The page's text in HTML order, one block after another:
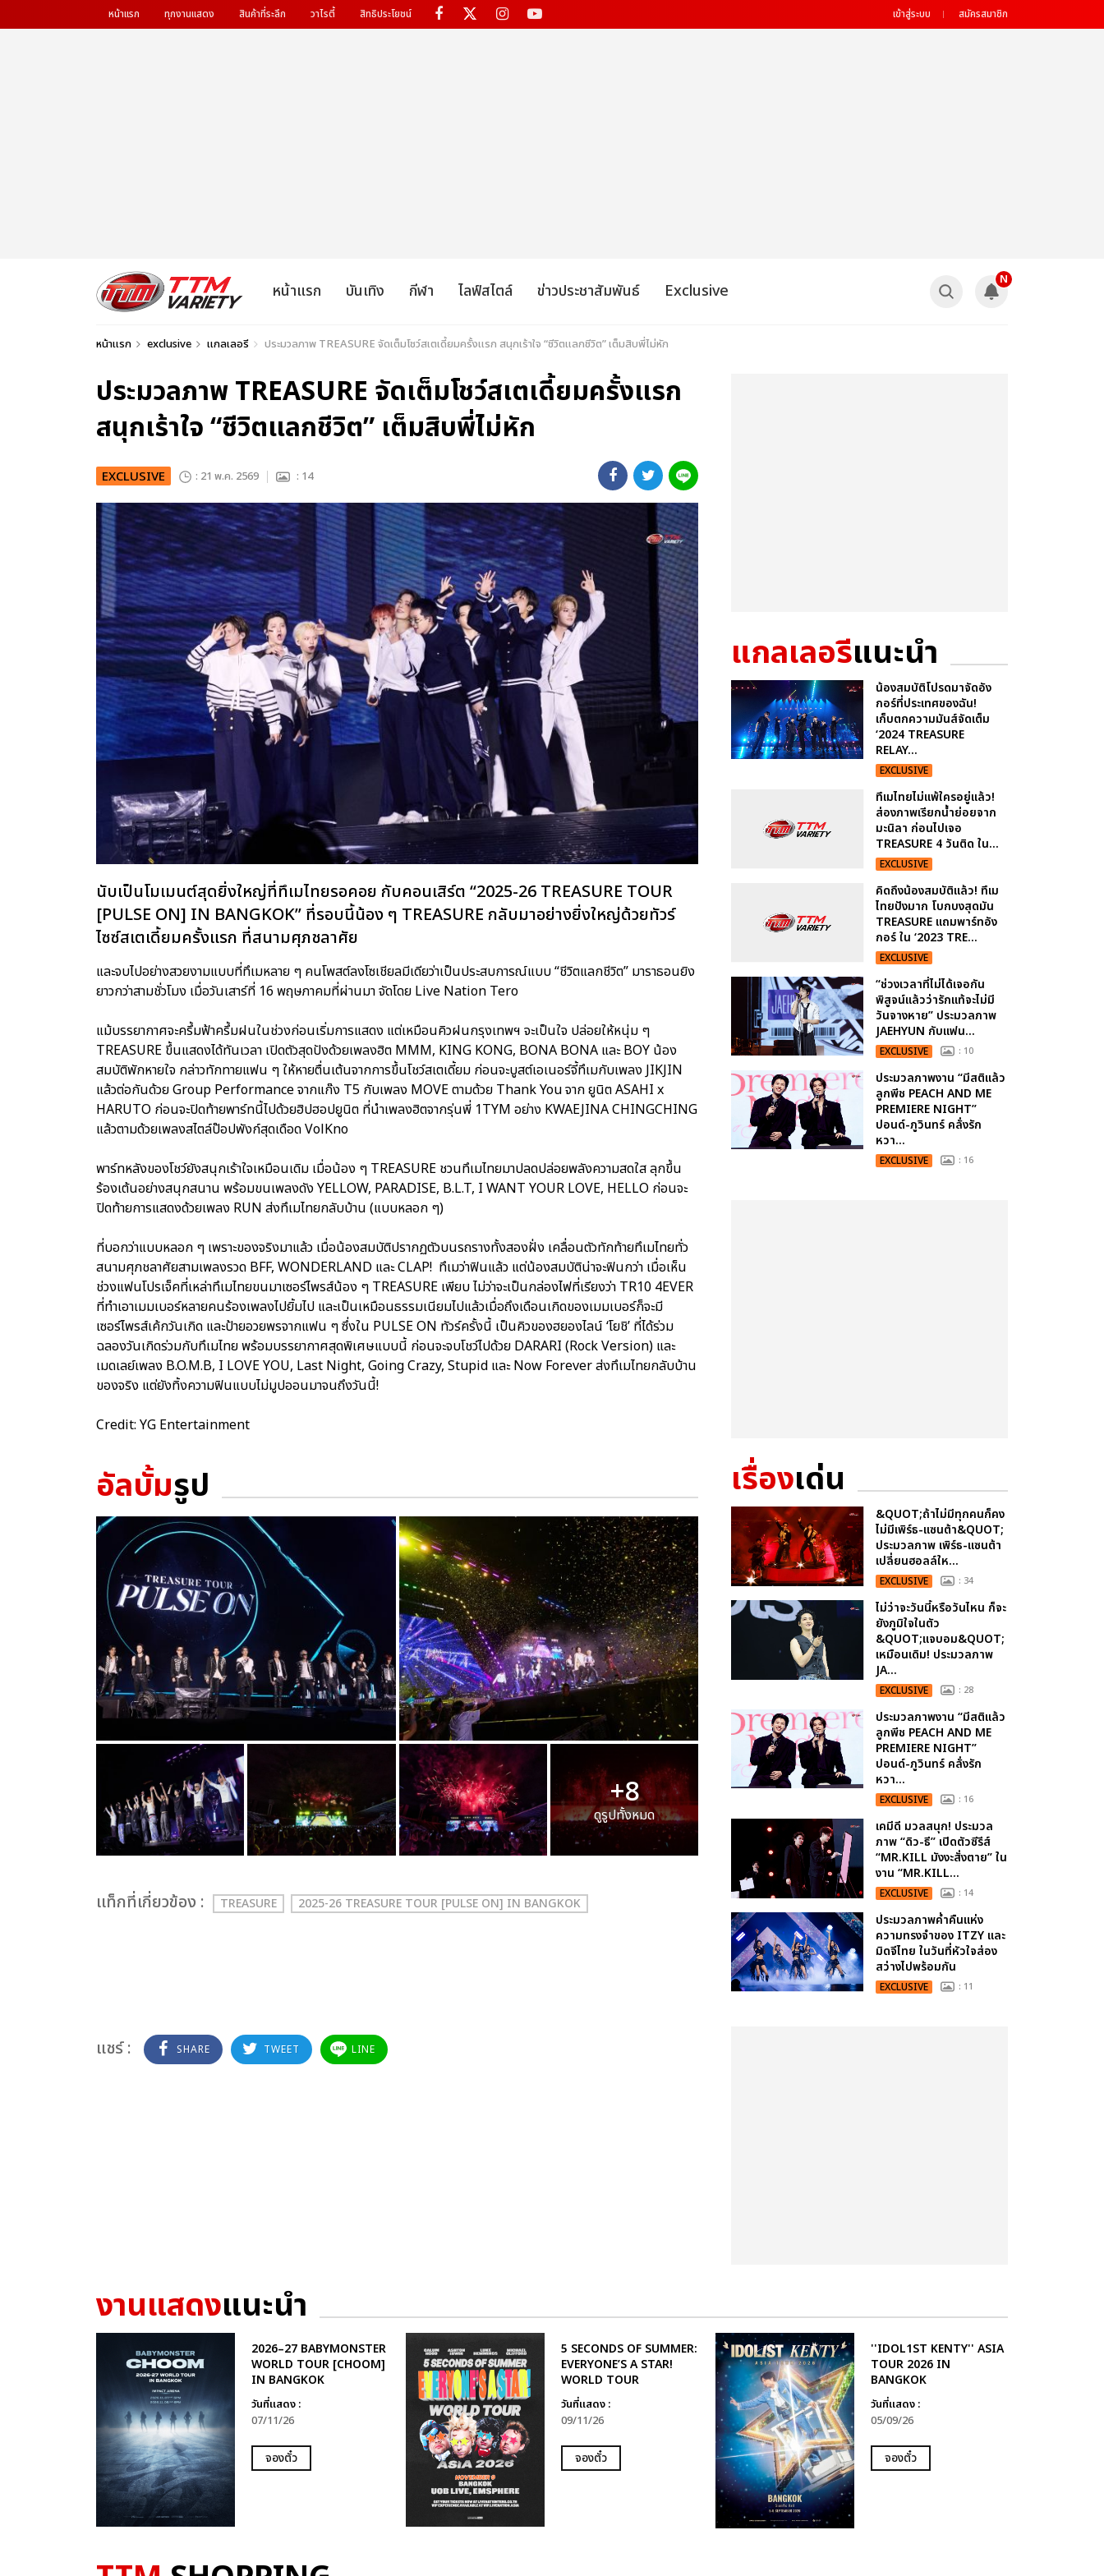
หน้าแรก ทุกงานแสดง สินค้าที่ระลึก วาไรตี้ สิทธิประโยชน์ เข้าสู่ระบบ สมัครสมาชิก
หน้าแรก บันเทิง กีฬา ไลฟ์สไตล์ ข่าวประชาสัมพันธ์ Exclusive
N
หน้าแรก exclusive แกลเลอรี ประมวลภาพ TREASURE จัดเต็มโชว์สเตเดี้ยมครั้งแรก สนุกเร้าใจ “ชีวิตแลกชีวิต” เต็มสิบพี่ไม่หัก
ประมวลภาพ TREASURE จัดเต็มโชว์สเตเดี้ยมครั้งแรก
สนุกเร้าใจ “ชีวิตแลกชีวิต” เต็มสิบพี่ไม่หัก
EXCLUSIVE : 21 พ.ค. 2569 : 14
นับเป็นโมเมนต์สุดยิ่งใหญ่ที่ทึเมไทยรอคอย กับคอนเสิร์ต “2025-26 TREASURE TOUR
[PULSE ON] IN BANGKOK” ที่รอบนี้น้อง ๆ TREASURE กลับมาอย่างยิ่งใหญ่ด้วยทัวร์
ไซซ์สเตเดี้ยมครั้งแรก ที่สนามศุภชลาศัย
และจบไปอย่างสวยงามแบบที่ทึเมหลาย ๆ คนโพสต์ลงโซเชียลมีเดียว่าเป็นประสบการณ์แบบ “ชีวิตแลกชีวิต” มาราธอนยิง
ยาวกว่าสามชั่วโมง เมื่อวันเสาร์ที่ 16 พฤษภาคมที่ผ่านมา จัดโดย Live Nation Tero
แม้บรรยากาศจะครึ้มฟ้าครึ้มฝนในช่วงก่อนเริ่มการแสดง แต่เหมือนคิวฝนกรุงเทพฯ จะเป็นใจ ปล่อยให้หนุ่ม ๆ
TREASURE ขึ้นแสดงได้ทันเวลา เปิดตัวสุดปังด้วยเพลงฮิต MMM, KING KONG, BONA BONA และ BOY น้อง
สมบัติพักหายใจ กล่าวทักทายแฟน ๆ ให้หายตื่นเต้นจากการขึ้นโชว์สเตเดี้ยม ก่อนจะบูสต์เอเนอร์จี้ทึเมกับเพลง JIKJIN
แล้วต่อกันด้วย Group Performance จากแก๊ง T5 กับเพลง MOVE ตามด้วย Thank You จาก ยูนิต ASAHI x
HARUTO ก่อนจะปิดท้ายพาร์ทนี้ไปด้วยฮิปฮอปยูนิต ที่นำเพลงฮิตจากรุ่นพี่ 1TYM อย่าง KWAEJINA CHINGCHING
แล้วตามด้วยเพลงสไตล์ป๊อปพังก์สุดเดือด VolKno
พาร์ทหลังของโชว์ยังสนุกเร้าใจเหมือนเดิม เมื่อน้อง ๆ TREASURE ชวนทึเมไทยมาปลดปล่อยพลังความสดใส ลุกขึ้น
ร้องเต้นอย่างสนุกสนาน พร้อมขนเพลงดัง YELLOW, PARADISE, B.L.T, I WANT YOUR LOVE, HELLO ก่อนจะ
ปิดท้ายการแสดงด้วยเพลง RUN ส่งทึเมไทยกลับบ้าน (แบบหลอก ๆ)
ที่บอกว่าแบบหลอก ๆ เพราะของจริงมาแล้ว เมื่อน้องสมบัติปรากฏตัวบนรถรางทั้งสองฝั่ง เคลื่อนตัวทักท้ายทึเมไทยทั่ว
สนามศุภชลาศัยสามเพลงรวด BFF, WONDERLAND และ CLAP! ทึเมว่าฟินแล้ว แต่น้องสมบัติน่าจะฟินกว่า เมื่อเห็น
ช่วงแฟนโปรเจ็คที่เหล่าทึเมไทยขนมาเซอร์ไพรส์น้อง ๆ TREASURE เพียบ ไม่ว่าจะเป็นกล่องไฟที่เรียงว่า TR10 4EVER
ที่ทำเอาเมมเบอร์หลายคนร้องเพลงไปยิ้มไป และเป็นเหมือนธรรมเนียมไปแล้วเมื่อถึงเดือนเกิดของเมมเบอร์ก็จะมี
เซอร์ไพรส์เค้กวันเกิด และป้ายอวยพรจากแฟน ๆ ซึ่งใน PULSE ON ทัวร์ครั้งนี้ เป็นคิวของฮยองไลน์ ‘โยชิ’ ที่ได้ร่วม
ฉลองวันเกิดร่วมกับทึเมไทย พร้อมบรรยากาศสุดพิเศษแบบนี้ ก่อนจะจบโชว์ไปด้วย DARARI (Rock Version) และ
เมดเลย์เพลง B.O.M.B, I LOVE YOU, Last Night, Going Crazy, Stupid และ Now Forever ส่งทึเมไทยกลับบ้าน
ของจริง แต่ยังทิ้งความฟินแบบไม่มูปออนมาจนถึงวันนี้!
Credit: YG Entertainment
อัลบั้มรูป
+8
ดูรูปทั้งหมด
เเท็กที่เกี่ยวข้อง : TREASURE 2025-26 TREASURE TOUR [PULSE ON] IN BANGKOK
แชร์ : SHARE TWEET LINE
แกลเลอรีแนะนำ
น้องสมบัติโปรดมาจัดอัง
กอร์ที่ประเทศของฉัน!
เก็บตกความมันส์จัดเต็ม
‘2024 TREASURE
RELAY...
EXCLUSIVE
ทึเมไทยไม่แพ้ใครอยู่แล้ว!
ส่องภาพเรียกน้ำย่อยจาก
มะนิลา ก่อนไปเจอ
TREASURE 4 วันติด ใน...
EXCLUSIVE
คิดถึงน้องสมบัติแล้ว! ทึเม
ไทยปังมาก โบกบงสุดมัน
TREASURE แถมพาร์ทอัง
กอร์ ใน ‘2023 TRE...
EXCLUSIVE
“ช่วงเวลาที่ไม่ได้เจอกัน
พิสูจน์แล้วว่ารักแท้จะไม่มี
วันจางหาย” ประมวลภาพ
JAEHYUN กับแฟน...
EXCLUSIVE : 10
ประมวลภาพงาน “มีสติแล้ว
ลูกพีช PEACH AND ME
PREMIERE NIGHT”
ปอนด์-ภูวินทร์ คลั่งรัก
หวา...
EXCLUSIVE : 16
เรื่องเด่น
&QUOT;ถ้าไม่มีทุกคนก็คง
ไม่มีเพิร์ธ-แซนต้า&QUOT;
ประมวลภาพ เพิร์ธ-แซนต้า
เปลี่ยนฮอลล์ให...
EXCLUSIVE : 34
ไม่ว่าจะวันนี้หรือวันไหน ก็จะ
ยังภูมิใจในตัว
&QUOT;แจบอม&QUOT;
เหมือนเดิม! ประมวลภาพ
JA...
EXCLUSIVE : 28
ประมวลภาพงาน “มีสติแล้ว
ลูกพีช PEACH AND ME
PREMIERE NIGHT”
ปอนด์-ภูวินทร์ คลั่งรัก
หวา...
EXCLUSIVE : 16
เคมีดี มวลสนุก! ประมวล
ภาพ “ดิว-ธี” เปิดตัวซีรีส์
“MR.KILL มังงะสั่งตาย” ใน
งาน “MR.KILL...
EXCLUSIVE : 14
ประมวลภาพค่ำคืนแห่ง
ความทรงจำของ ITZY และ
มิดจีไทย ในวันที่หัวใจส่อง
สว่างไปพร้อมกัน
EXCLUSIVE : 11
งานแสดงแนะนำ
2026–27 BABYMONSTER
WORLD TOUR [CHOOM]
IN BANGKOK
วันที่แสดง :
07/11/26
จองตั๋ว
5 SECONDS OF SUMMER:
EVERYONE’S A STAR!
WORLD TOUR
วันที่แสดง :
09/11/26
จองตั๋ว
''IDOL1ST KENTY'' ASIA
TOUR 2026 IN
BANGKOK
วันที่แสดง :
05/09/26
จองตั๋ว